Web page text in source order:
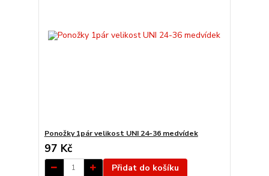
Ponožky 1pár velikost UNI 24-36 medvídek
97 Kč
Přidat do košíku